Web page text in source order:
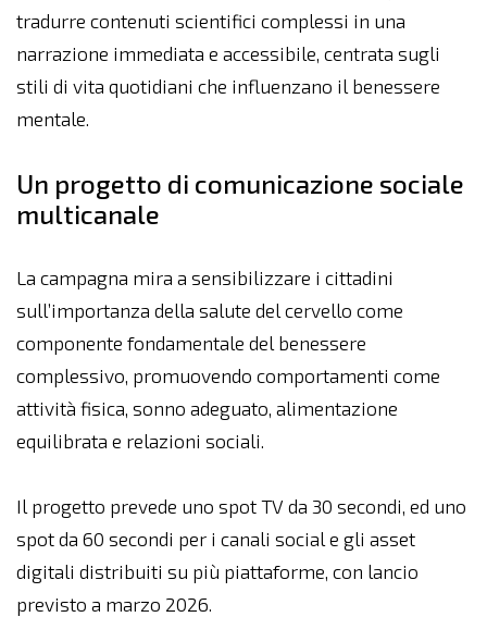
tradurre contenuti scientifici complessi in una
narrazione immediata e accessibile, centrata sugli
stili di vita quotidiani che influenzano il benessere
mentale.
Un progetto di comunicazione sociale
multicanale
La campagna mira a sensibilizzare i cittadini
sull’importanza della salute del cervello come
componente fondamentale del benessere
complessivo, promuovendo comportamenti come
attività fisica, sonno adeguato, alimentazione
equilibrata e relazioni sociali.
Il progetto prevede uno spot TV da 30 secondi, ed uno
spot da 60 secondi per i canali social e gli asset
digitali distribuiti su più piattaforme, con lancio
previsto a marzo 2026.